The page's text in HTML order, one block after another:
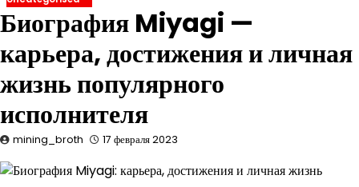
Биография Miyagi —
карьера, достижения и личная
жизнь популярного
исполнителя
mining_broth 17 февраля 2023